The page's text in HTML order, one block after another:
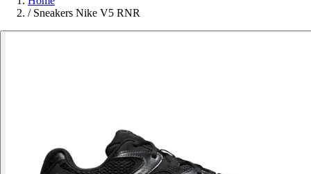
/ Sneakers Nike V5 RNR